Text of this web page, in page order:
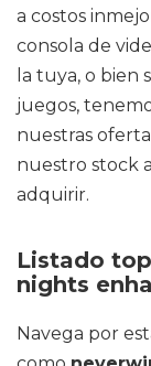
a costos
consola de
la tuya, o bien
juegos,
nuestras
nuestro stock
adquirir.
Listado
nights
Navega por